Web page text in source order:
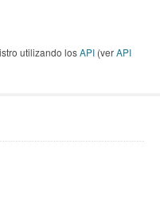
utilizando losAPI (verAPI